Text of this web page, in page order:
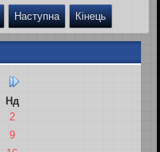
Наступна Кінець
Нд
2
9